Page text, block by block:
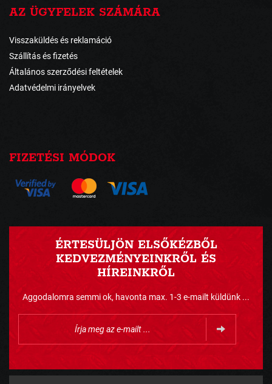
AZ ÜGYFELEK SZÁMÁRA
Visszaküldés és reklamáció
Szállítás és fizetés
Általános szerződési feltételek
Adatvédelmi irányelvek
FIZETÉSI MÓDOK
ÉRTESÜLJÖN ELSŐKÉZBŐL
KEDVEZMÉNYEINKRŐL ÉS
HÍREINKRŐL
Aggodalomra semmi ok, havonta max. 1-3 e-mailt küldünk ...